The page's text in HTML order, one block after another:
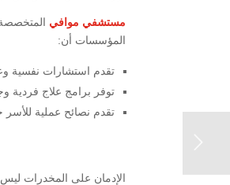
مستشفي موافي
المؤسسات أن:
تقدم استشارات نفسية
توفر برامج علاج فردية
تقدم نصائح عملية للأسر
الإدمان على المخدرات